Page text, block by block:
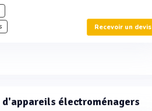
Recevoir un devis
électroménagers